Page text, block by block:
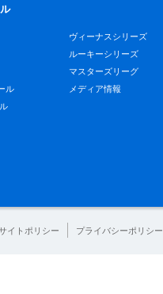
ル
ヴィーナスシリーズ
ルーキーシリーズ
マスターズリーグ
メディア情報
イトポリシー プライバシーポリシー